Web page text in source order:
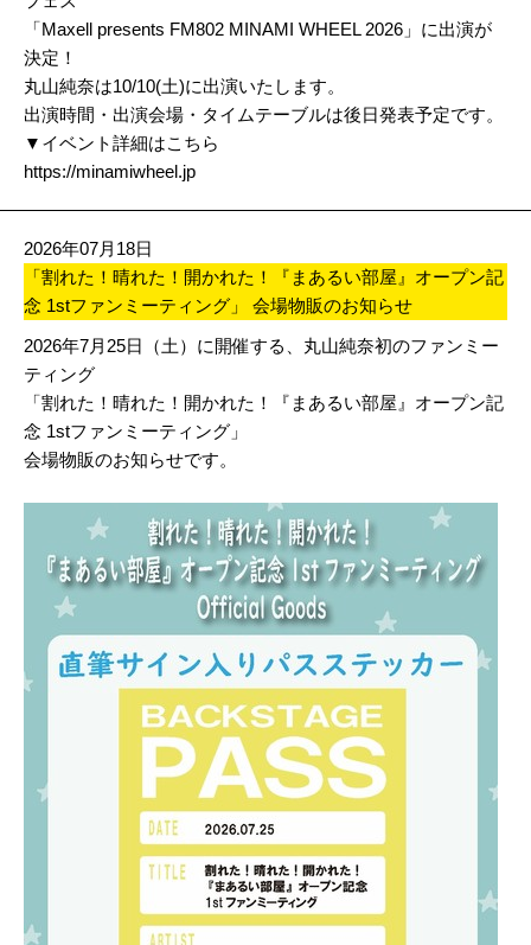
「Maxell presents FM802 MINAMI WHEEL 2026」に出演が
決定！
丸山純奈は10/10(土)に出演いたします。
出演時間・出演会場・タイムテーブルは後日発表予定です。
▼イベント詳細はこちら
https://minamiwheel.jp
2026年07月18日
「割れた！晴れた！開かれた！『まあるい部屋』オープン記
念 1stファンミーティング」 会場物販のお知らせ
2026年7月25日（土）に開催する、丸山純奈初のファンミー
ティング
「割れた！晴れた！開かれた！『まあるい部屋』オープン記
念 1stファンミーティング」
会場物販のお知らせです。